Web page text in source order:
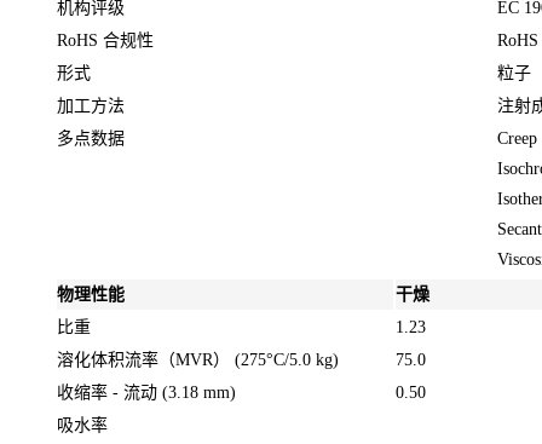
机构评级
EC
RoHS 合规性
形式
粒子
加工方法
注射
多点数据
物理性能
干燥
比重
1.23
溶化体积流率（MVR） (275°C/5.0 kg)
75.0
收缩率 - 流动 (3.18 mm)
0.50
吸水率